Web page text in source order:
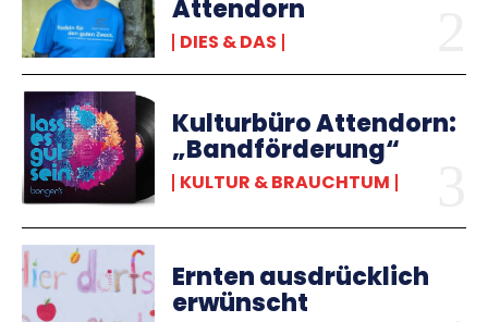
Attendorn
DIES & DAS
Kulturbüro Attendorn:
„Bandförderung“
KULTUR & BRAUCHTUM
Ernten ausdrücklich
erwünscht